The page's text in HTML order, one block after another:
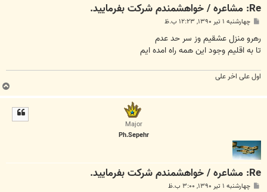
Re: مشاعره / خواهشمندم شرکت بفرماييد.
پ
ت
چهارشنبه ۱ تیر ۱۳۹۰, ۱۲:۲۳ ب.ظ
رهرو منزل عشقیم وز سر حد عدم
تا به اقلیم وجود این همه راه امده ایم
اول علی اخر علی
ب
ا
Major
Ph.Sepehr
Re: مشاعره / خواهشمندم شرکت بفرماييد.
پ چهارشنبه ۱ تیر ۱۳۹۰, ۳:۰۰ ب.ظ